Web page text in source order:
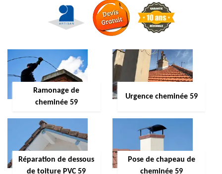
Ramonage de
cheminée 59
Urgence cheminée 59
Réparation de dessous
de toiture PVC 59
Pose de chapeau de
cheminée 59